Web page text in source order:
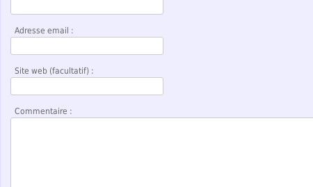
Adresse email :
Site web (facultatif) :
Commentaire :